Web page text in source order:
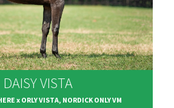
DAISY VISTA
x ORLY VISTA, NORDICK ONLY VM